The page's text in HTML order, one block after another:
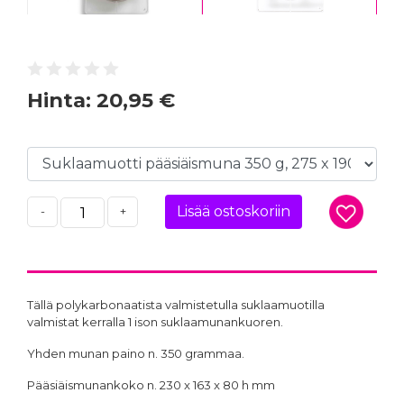
Suklaamuotti
Suklaamuotti
Hinta: 20,95 €
- + Lisää ostoskoriin
Tällä polykarbonaatista valmistetulla suklaamuotilla
valmistat kerralla 1 ison suklaamunankuoren.
Yhden munan paino n. 350 grammaa.
Pääsiäismunankoko n. 230 x 163 x 80 h mm